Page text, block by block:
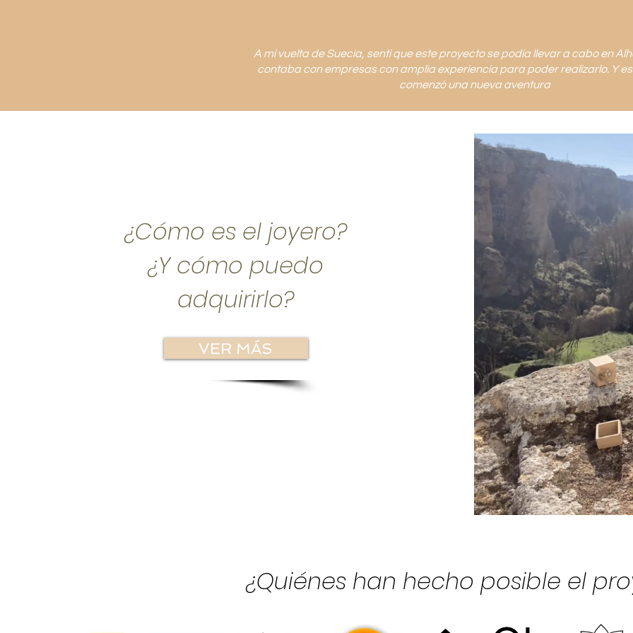
A mi vuelta de Suecia, sentí que este proyecto se podía llevar a cabo en
contaba con empresas con amplia experiencia para poder realizarlo. Y
comenzó una nueva aventura
¿Cómo es el joyero?
¿Y cómo puedo
adquirirlo?
VER MÁS
¿Quiénes han hecho posible el